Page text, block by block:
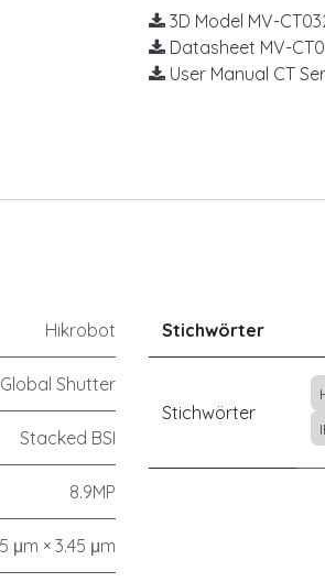
3D Model MV-
Datasheet MV-
User Manual CT
Hikrobot
Global Shutter
Stacked BSI
8.9MP
μm × 3.45 μm
Stichwörter
Stichwörter